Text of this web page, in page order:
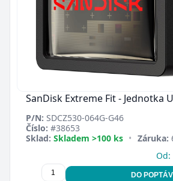
SanDisk Extreme Fit - Jednotka
P/N: SDCZ530-064G-G46
Číslo: #38653
Sklad: Skladem >100 ks • Záruka:
Od:
DO